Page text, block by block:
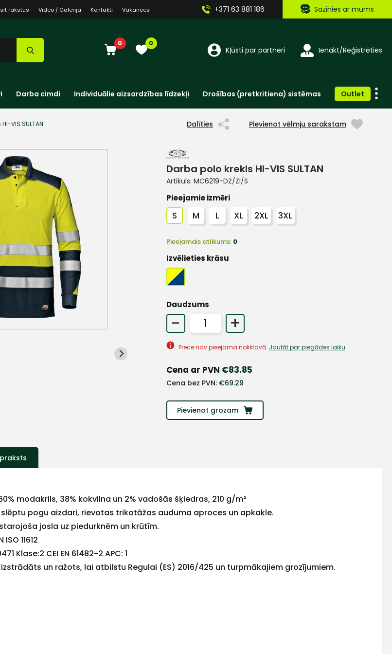
rakstus Video / Galerija Kontakti Vakances +371 63 881 186 Sazinies ar mums
0 0
Kļūsti par partneri Ienākt/Reģistrēties
Darba cimdi Individuālie aizsardzības līdzekļi Drošības (pretkritiena) sistēmas Outlet
VIS SULTAN Dalīties Pievienot vēlmju sarakstam
Darba polo krekls HI-VIS SULTAN
Artikuls: MC6219-DZ/ZI/S
Pieejamie izmēri
S M L XL 2XL 3XL
Pieejamais atlikums: 0
Izvēlieties krāsu
Daudzums
- +
Prece nav pieejama noliktavā. Jautāt par piegādes laiku
Cena ar PVN €83.85
Cena bez PVN: €69.29
Pievienot grozam
modakrils, 38% kokvilna un 2% vadošās šķiedras, 210 g/m²
pogu aizdari, rievotas trikotāžas auduma aproces un apkakle.
josla uz piedurknēm un krūtīm.
ISO 11612
Klase:2 CEI EN 61482-2 APC: 1
un ražots, lai atbilstu Regulai (ES) 2016/425 un turpmākajiem grozījumiem.